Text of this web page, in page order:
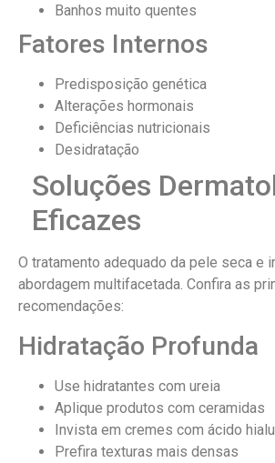
Banhos muito quentes
Fatores Internos
Predisposição genética
Alterações hormonais
Deficiências nutricionais
Desidratação
Soluções
Eficazes
O tratamento adequado da pele seca e
abordagem multifacetada. Confira as
recomendações:
Hidratação Profunda
Use hidratantes com ureia
Aplique produtos com ceramidas
Invista em cremes com ácido
Prefira texturas mais densas